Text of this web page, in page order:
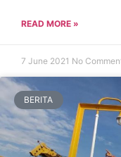
READ MORE »
7 June 2021 No
BERITA